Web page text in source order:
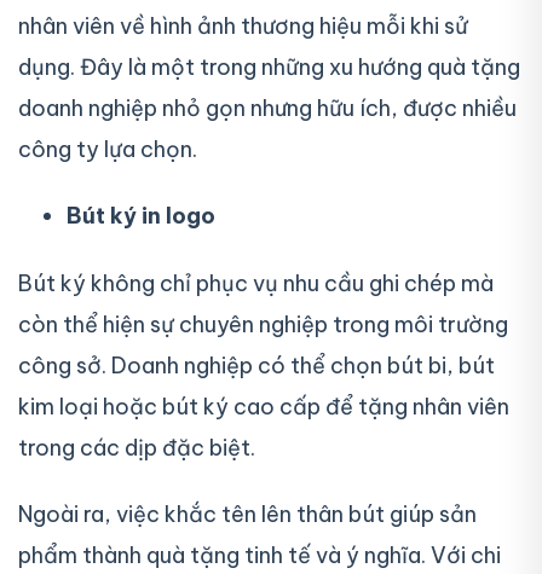
nhân viên về hình ảnh thương hiệu mỗi khi sử
dụng. Đây là một trong những xu hướng quà tặng
doanh nghiệp nhỏ gọn nhưng hữu ích, được nhiều
công ty lựa chọn.
Bút ký in logo
Bút ký không chỉ phục vụ nhu cầu ghi chép mà
còn thể hiện sự chuyên nghiệp trong môi trường
công sở. Doanh nghiệp có thể chọn bút bi, bút
kim loại hoặc bút ký cao cấp để tặng nhân viên
trong các dịp đặc biệt.
Ngoài ra, việc khắc tên lên thân bút giúp sản
phẩm thành quà tặng tinh tế và ý nghĩa. Với chi